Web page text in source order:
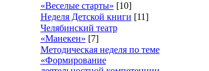
«Веселые старты» [10]
Неделя Детской книги [11]
Челябинский театр
«Манекен» [7]
Методическая неделя по теме
«Формирование